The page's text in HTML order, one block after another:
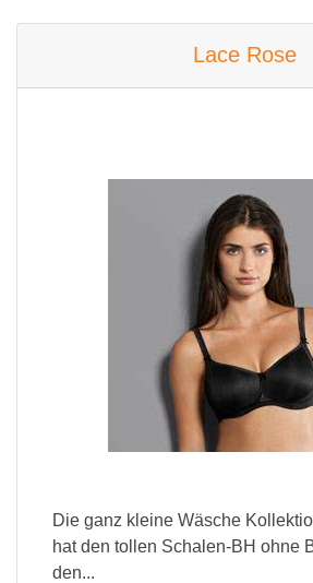
Lace Rose
Die ganz kleine Wäsche
hat den tollen Schalen-BH ohne
den...